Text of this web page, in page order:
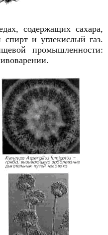
содержащих сахара,
и углекислый газ.
промышленности: